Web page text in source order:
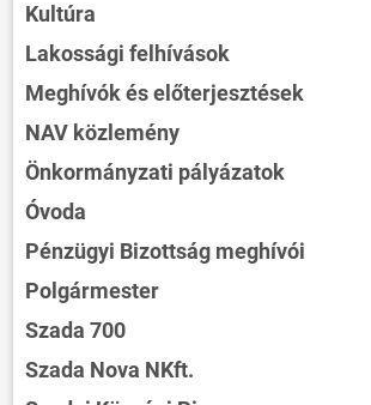
Kultúra
Lakossági felhívások
Meghívók és előterjesztések
NAV közlemény
Önkormányzati pályázatok
Óvoda
Pénzügyi Bizottság meghívói
Polgármester
Szada 700
Szada Nova NKft.